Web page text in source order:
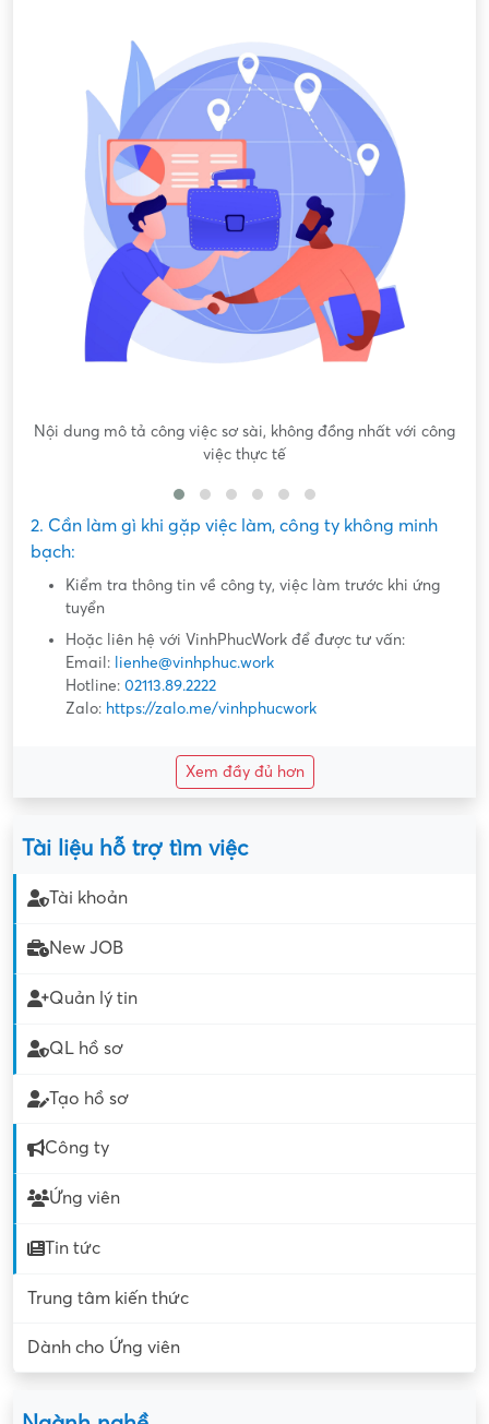
Nội dung mô tả công việc sơ sài, không đồng nhất với công
việc thực tế
2. Cần làm gì khi gặp việc làm, công ty không minh
bạch:
Kiểm tra thông tin về công ty, việc làm trước khi ứng
tuyển
Hoặc liên hệ với VinhPhucWork để được tư vấn:
Email: lienhe@vinhphuc.work
Hotline: 02113.89.2222
Zalo: https://zalo.me/vinhphucwork
Xem đầy đủ hơn
Tài liệu hỗ trợ tìm việc
Tài khoản
New JOB
Quản lý tin
QL hồ sơ
Tạo hồ sơ
Công ty
Ứng viên
Tin tức
Trung tâm kiến thức
Dành cho Ứng viên